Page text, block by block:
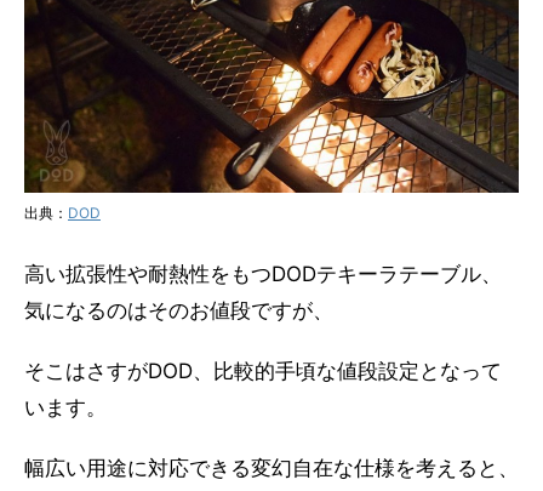
出典： DOD
高い拡張性や耐熱性をもつDODテキーラテーブル、
気になるのはそのお値段ですが、
そこはさすがDOD、比較的手頃な値段設定となって
います。
幅広い用途に対応できる変幻自在な仕様を考えると、